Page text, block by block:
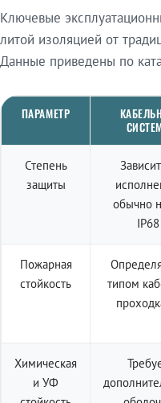
Ключевые
литой изоляцией от
Данные приведены по
ПАРАМЕТР
Степень
защиты
обычно
IP68
Пожарная
стойкость
типом
Химическая
и УФ